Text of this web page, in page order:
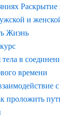
Раскрытие
и
Жизнь
тела в
времени
проложить